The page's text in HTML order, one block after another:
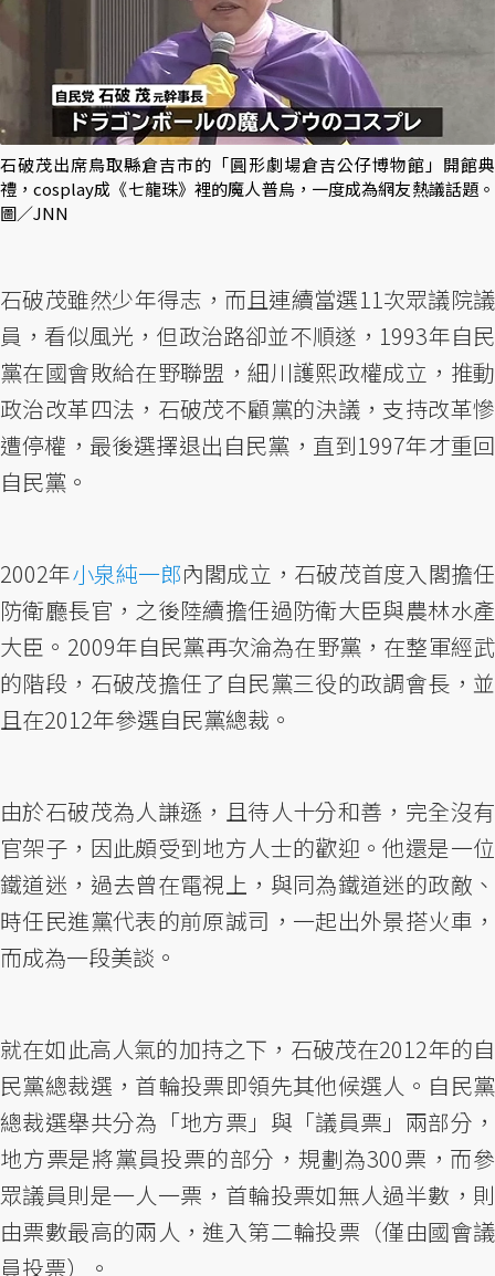
石破茂出席鳥取縣倉吉市的「圓形劇場倉吉公仔博物館」開館典
禮，cosplay成《七龍珠》裡的魔人普烏，一度成為網友熱議話題。
圖／JNN
石破茂雖然少年得志，而且連續當選11次眾議院議
員，看似風光，但政治路卻並不順遂，1993年自民
黨在國會敗給在野聯盟，細川護熙政權成立，推動
政治改革四法，石破茂不顧黨的決議，支持改革慘
遭停權，最後選擇退出自民黨，直到1997年才重回
自民黨。
2002年小泉純一郎內閣成立，石破茂首度入閣擔任
防衛廳長官，之後陸續擔任過防衛大臣與農林水產
大臣。2009年自民黨再次淪為在野黨，在整軍經武
的階段，石破茂擔任了自民黨三役的政調會長，並
且在2012年參選自民黨總裁。
由於石破茂為人謙遜，且待人十分和善，完全沒有
官架子，因此頗受到地方人士的歡迎。他還是一位
鐵道迷，過去曾在電視上，與同為鐵道迷的政敵、
時任民進黨代表的前原誠司，一起出外景搭火車，
而成為一段美談。
就在如此高人氣的加持之下，石破茂在2012年的自
民黨總裁選，首輪投票即領先其他候選人。自民黨
總裁選舉共分為「地方票」與「議員票」兩部分，
地方票是將黨員投票的部分，規劃為300票，而參
眾議員則是一人一票，首輪投票如無人過半數，則
由票數最高的兩人，進入第二輪投票（僅由國會議
員投票）。